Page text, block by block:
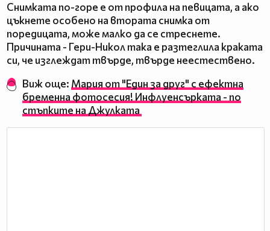
Снимката по-горе е от профила на певицата, а ако
цъкнете особено на втората снимка от
поредицата, може малко да се стреснете.
Причината - Гери-Никол така е разтеглила краката
си, че изглеждат твърде, твърде неестествено.
Виж още: Мария от "Един за друг" с ефектна
бременна фотосесия! Инфлуенсърката - по
стъпките на Джулката